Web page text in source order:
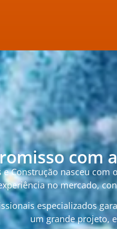
com
e Construção nasceu
experiência no mercado,
especializados
um grande projeto,